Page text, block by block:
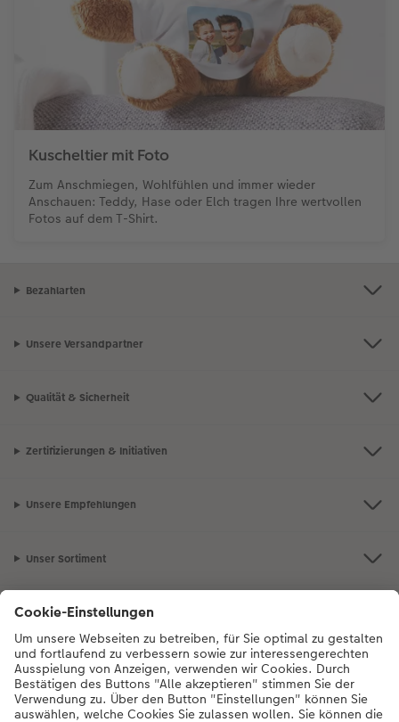
Kuscheltier mit Foto
Zum Anschmiegen, Wohlfühlen und immer wieder
Anschauen: Teddy, Hase oder Elch tragen Ihre wertvollen
Fotos auf dem T-Shirt.
Bezahlarten
Unsere Versandpartner
Qualität & Sicherheit
Zertifizierungen & Initiativen
Unsere Empfehlungen
Unser Sortiment
Service
Mehr zum CEWE Fotoservice